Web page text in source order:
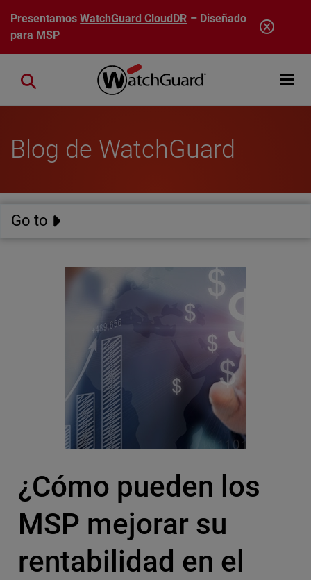
Pasar al contenido principal
PresentamosWatchGuard CloudDR – Diseñado
para MSP
Open
Close search
Blog de WatchGuard
Go to
¿Cómo pueden los
MSP mejorar su
rentabilidad en el